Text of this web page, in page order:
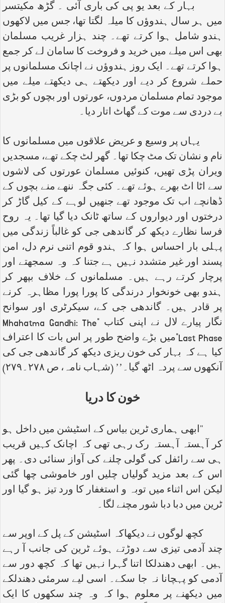
بہار کے بعد یو پی کی باری آئی ۔ گڑھ مکیتسر
میں ہر سال ہندوؤں کا میلہ لگتا تھا، جس میں لاکھوں
ہندو شامل ہوا کرتے تھے۔ چند ہزار غریب مسلمان
بھی اس میلے میں خرید و فروخت کا سامان لے کر جمع
ہوا کرتے تھے۔ ایک روز ہندوؤں نے اچانک مسلمانوں پر
حملے شروع کر دیے اور دیکھتے ہی دیکھتے میلے میں
موجود تمام مسلمان مردوں، عورتوں اور بچوں کو بڑی
بے دردی سے موت کے گھاٹ اتار دیا۔
یہاں پر وسیع و عریض علاقوں میں مسلمانوں کا
نام و نشان تک مٹ چکا تھا۔ گھر لٹ چکے تھے، مسجدیں
ویران پڑی تھیں، کنوئیں مسلمان عورتوں کی لاشوں
سے اٹا اٹ بھرے ہوئے تھے۔ کئی جگہ ننھے منے بچوں کے
ڈھانچے اب تک موجود تھے جنھیں لوہے کے کیل گاڑ کر
درختوں اور دیواروں کے ساتھ ٹانک دیا گیا تھا۔ یہ روح
فرسا نظارے دیکھ کر گاندھی جی کو غالباً زندگی میں
پہلی بار احساس ہوا کہ ہندو قوم اتنی نرم دل، امن
پسند اور غیر متشدد نہیں ہے جتنا کہ وہ سمجھتے اور
پرچار کرتے رہے ہیں۔ مسلمانوں کے خلاف بپھر کر
ہندو بھی خونخوار درندگی کا پورا پورا مظاہرہ کرنے
پر قادر ہیں۔ گاندھی جی کے، سیکرٹری اور سوانح
نگار پیارے لال نے اپنی کتاب "Mhahatma Gandhi: The
Last Phase"میں بڑے واضح طور پر اس بات کا اعتراف
کیا ہے کہ بہار کی خون ریزی دیکھ کر گاندھی جی کی
آنکھوں سے پردہ اٹھ گیا۔’’ (شہاب نامہ، ص ۲۷۸۔۲۷۹)
خون کا دریا
‘‘ابھی ہماری ٹرین بیاس کے اسٹیشن میں داخل ہو
کر آہستہ آہستہ رک رہی تھی کہ اچانک کہیں قریب
ہی سے رائفل کی گولی چلنے کی آواز سنائی دی۔ پھر
اس کے بعد مزید گولیاں چلیں اور خاموشی چھا گئی
لیکن اس اثناء میں توبہ و استغفار کا ورد تیز ہو گیا اور
ٹرین میں دبا دبا شور مچنے لگا۔
کچھ لوگوں نے دیکھاکہ اسٹیشن کے پل کے اوپر سے
چند آدمی تیزی سے دوڑتے ہوئے ٹرین کی جانب آ رہے
ہیں۔ ابھی دھندلکا اتنا گہرا نہیں تھا کہ کچھ دور سے
آدمی کو پہچانا نہ جا سکے۔ اسی لیے سرمئی دھندلکے
میں دیکھنے پر معلوم ہوا کہ وہ چند سکھوں کا ایک